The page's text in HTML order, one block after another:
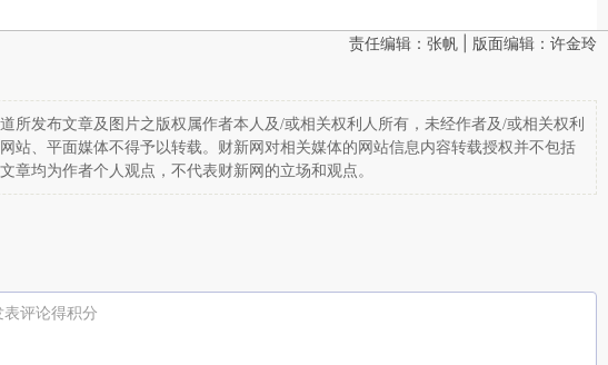
责任编辑：张帆 | 版面编辑：许金玲
所发布文章及图片之版权属作者本人及/或相关权利人所有，未经作者及/或相关权利
站、平面媒体不得予以转载。财新网对相关媒体的网站信息内容转载授权并不包括
章均为作者个人观点，不代表财新网的立场和观点。
表评论得积分